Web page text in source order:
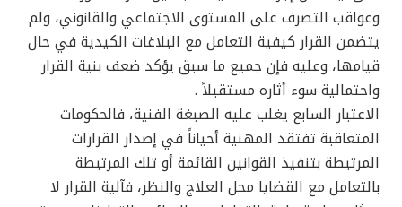
وعواقب التصرف على المستوى الاجتماعي والقانوني، ولم
يتضمن القرار كيفية التعامل مع البلاغات الكيدية في حال
قيامها، وعليه فإن جميع ما سبق يؤكد ضعف بنية القرار
واحتمالية سوء أثاره مستقبلاً .
الاعتبار السابع يغلب عليه الصبغة الفنية، فالحكومات
المتعاقبة تفتقد المهنية أحياناً في إصدار القرارات
المرتبطة بتنفيذ القوانين القائمة أو تلك المرتبطة
بالتعامل مع القضايا محل العلاج والنظر، فآلية القرار لا